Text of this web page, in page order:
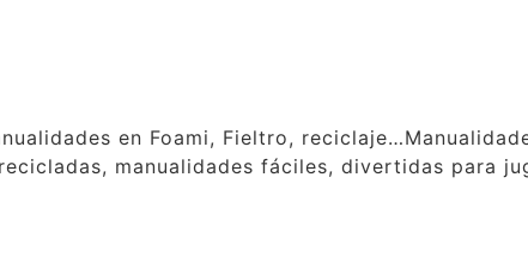
en Foami, Fieltro,
manualidades fáciles, divertidas para